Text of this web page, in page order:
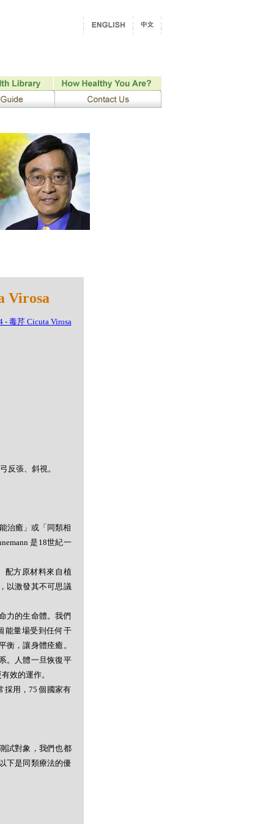
Virosa
反張、斜視。
治癒」或「同類相
是18世紀一
配方原材料來自植
以激發其不可思議
力的生命體。我們
能量場受到任何干
，讓身體痊癒。
。人體一旦恢復平
效的運作。
採用，75 個國家有
試對象，我們也都
下是同類療法的優